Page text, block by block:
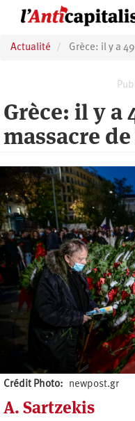
principal
Actualité Grèce: il y a
Grèce: il y a
massacre
Crédit Photo newpost.gr
A. Sartzekis